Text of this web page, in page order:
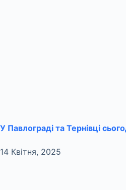
У Павлограді та Тернівці
14 Квітня, 2025